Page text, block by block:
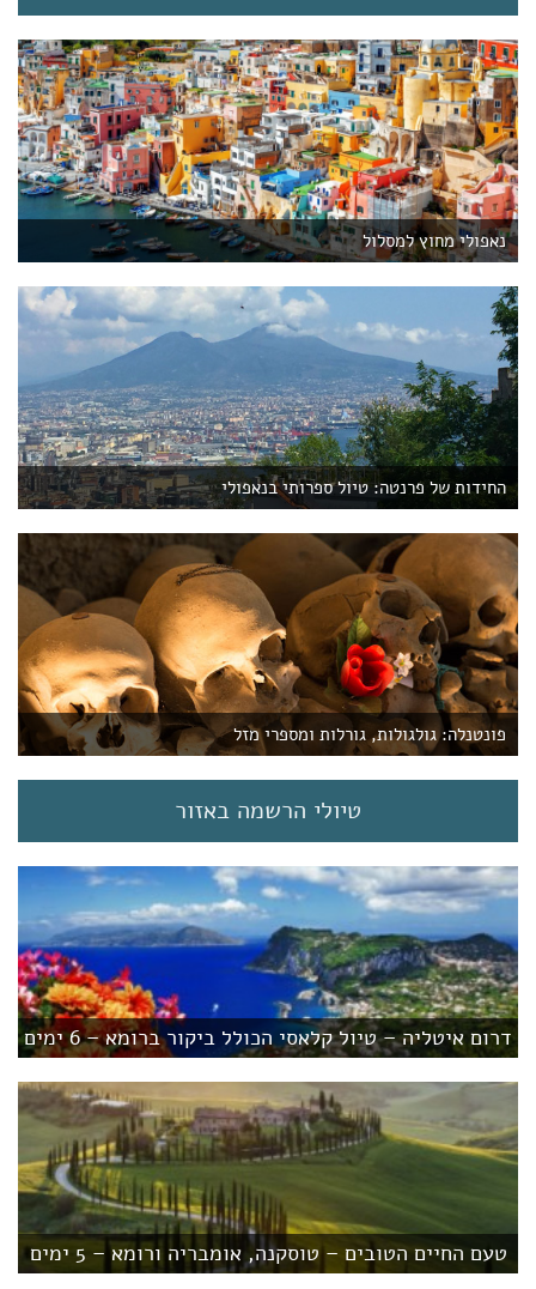
נאפולי מחוץ למסלול
החידות של פרנטה: טיול ספרותי בנאפולי
פונטנלה: גולגולות, גורלות ומספרי מזל
טיולי הרשמה באזור
דרום איטליה – טיול קלאסי הכולל ביקור ברומא – 6 ימים
טעם החיים הטובים – טוסקנה, אומבריה ורומא – 5 ימים